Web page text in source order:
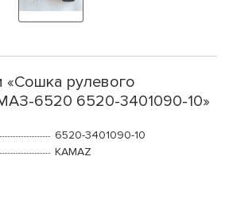
«Сошка рулевого
6520 6520-3401090-10»
6520-3401090-10
KAMAZ